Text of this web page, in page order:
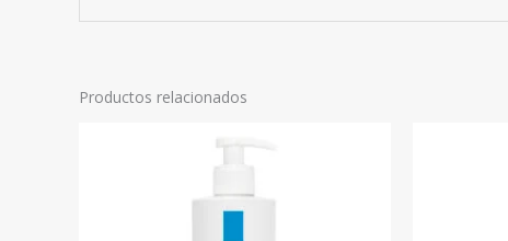
Productos relacionados